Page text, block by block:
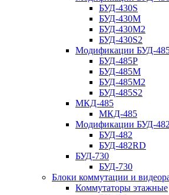
БУД-430S
БУД-430M
БУД-430M2
БУД-430S2
Модификации БУД-
БУД-485P
БУД-485М
БУД-485M2
БУД-485S2
МКД-485
МКД-485
Модификации БУД-482
БУД-482
БУД-482RD
БУД-730
БУД-730
Блоки коммутации и
Коммутаторы этажные